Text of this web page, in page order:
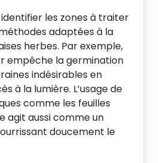
les zones à traiter
adaptées à la
herbes. Par exemple,
empêche la germination
indésirables en
à la lumière. L’usage de
comme les feuilles
agit aussi comme un
doucement le